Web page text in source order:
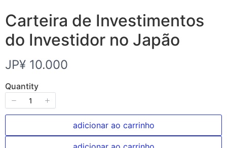
Carteira de Investimentos
do Investidor no Japão
A
g
r
a
JP¥ 10.000
Quantity
adicionar ao carrinho